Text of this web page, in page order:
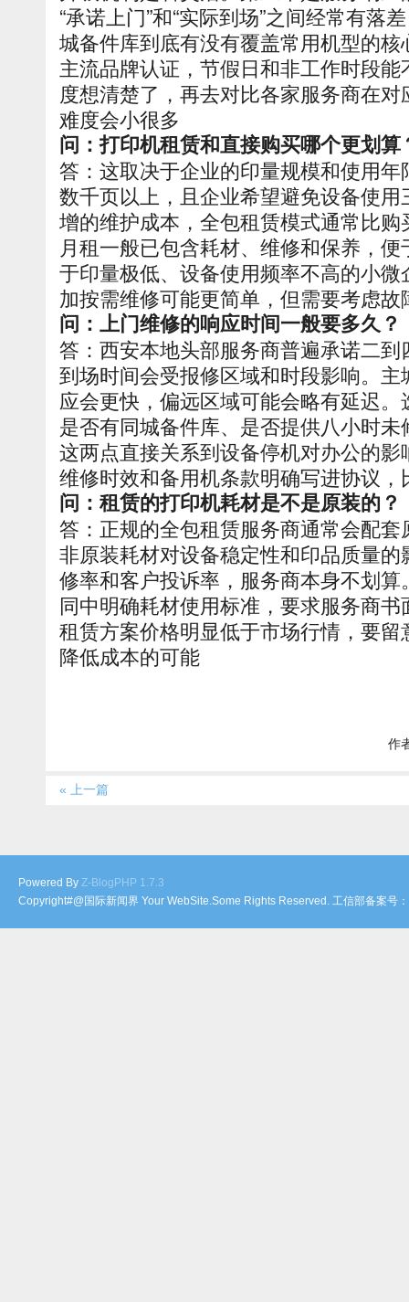
“承诺上门”和“实际到场”之间经常有落
城备件库到底有没有覆盖常用机型的
主流品牌认证，节假日和非工作时段
度想清楚了，再去对比各家服务商在
难度会小很多
问：打印机租赁和直接购买哪个更划算
答：这取决于企业的印量规模和使用
数千页以上，且企业希望避免设备使
增的维护成本，全包租赁模式通常比
月租一般已包含耗材、维修和保养，
于印量极低、设备使用频率不高的小
加按需维修可能更简单，但需要考虑
问：上门维修的响应时间一般要多久？
答：西安本地头部服务商普遍承诺二
到场时间会受报修区域和时段影响。
应会更快，偏远区域可能会略有延迟
是否有同城备件库、是否提供八小时
这两点直接关系到设备停机对办公的
维修时效和备用机条款明确写进协议
问：租赁的打印机耗材是不是原装的？
答：正规的全包租赁服务商通常会配
非原装耗材对设备稳定性和印品质量
修率和客户投诉率，服务商本身不划
同中明确耗材使用标准，要求服务商
租赁方案价格明显低于市场行情，要
降低成本的可能
作
« 上一篇
Powered By Z-BlogPHP 1.7.3
Copyright#@国际新闻界 Your WebSite.Some Rights Reserved. 工信部备案号：